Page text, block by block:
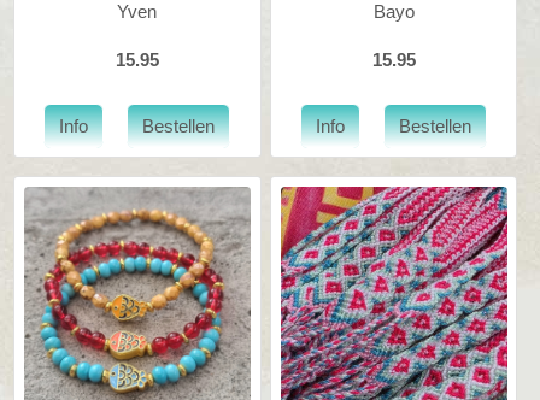
Yven
15.95
Bayo
15.95